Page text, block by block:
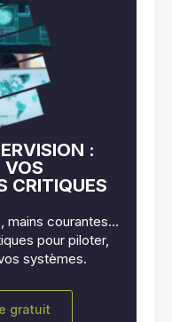
:
VOS
CRITIQUES
mains courantes…
pour piloter,
systèmes.
gratuit